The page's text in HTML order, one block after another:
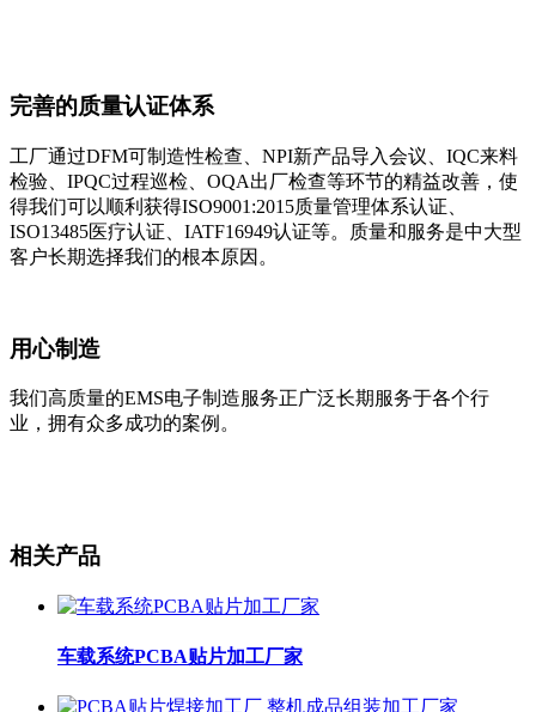
完善的质量认证体系
工厂通过DFM可制造性检查、NPI新产品导入会议、IQC来料
检验、IPQC过程巡检、OQA出厂检查等环节的精益改善，使
得我们可以顺利获得ISO9001:2015质量管理体系认证、
ISO13485医疗认证、IATF16949认证等。质量和服务是中大型
客户长期选择我们的根本原因。
用心制造
我们高质量的EMS电子制造服务正广泛长期服务于各个行
业，拥有众多成功的案例。
相关产品
车载系统PCBA贴片加工厂家